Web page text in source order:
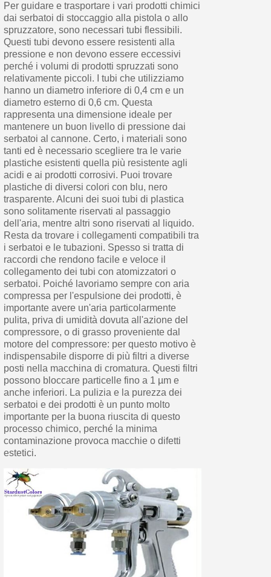
Per guidare e trasportare i vari prodotti chimici
dai serbatoi di stoccaggio alla pistola o allo
spruzzatore, sono necessari tubi flessibili.
Questi tubi devono essere resistenti alla
pressione e non devono essere eccessivi
perché i volumi di prodotti spruzzati sono
relativamente piccoli. I tubi che utilizziamo
hanno un diametro inferiore di 0,4 cm e un
diametro esterno di 0,6 cm. Questa
rappresenta una dimensione ideale per
mantenere un buon livello di pressione dai
serbatoi al cannone. Certo, i materiali sono
tanti ed è necessario scegliere tra le varie
plastiche esistenti quella più resistente agli
acidi e ai prodotti corrosivi. Puoi trovare
plastiche di diversi colori con blu, nero
trasparente. Alcuni dei suoi tubi di plastica
sono solitamente riservati al passaggio
dell'aria, mentre altri sono riservati al liquido.
Resta da trovare i collegamenti compatibili tra
i serbatoi e le tubazioni. Spesso si tratta di
raccordi che rendono facile e veloce il
collegamento dei tubi con atomizzatori o
serbatoi. Poiché lavoriamo sempre con aria
compressa per l'espulsione dei prodotti, è
importante avere un'aria particolarmente
pulita, priva di umidità dovuta all'azione del
compressore, o di grasso proveniente dal
motore del compressore: per questo motivo è
indispensabile disporre di più filtri a diverse
posti nella macchina di cromatura. Questi filtri
possono bloccare particelle fino a 1 µm e
anche inferiori. La pulizia e la purezza dei
serbatoi e dei prodotti è un punto molto
importante per la buona riuscita di questo
processo chimico, perché la minima
contaminazione provoca macchie o difetti
estetici.